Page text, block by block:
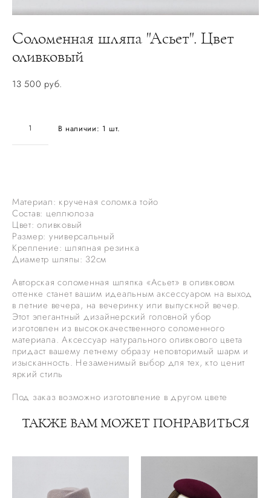
Соломенная шляпа "Асьет". Цвет
оливковый
13 500 pуб.
В наличии: 1 шт.
Материал: крученая соломка тойо
Состав: целлюлоза
Цвет: оливковый
Размер: универсальный
Крепление: шляпная резинка
Диаметр шляпы: 32см
Авторская соломенная шляпка «Асьет» в оливковом
оттенке станет вашим идеальным аксессуаром на выход
в летние вечера, на вечеринку или выпускной вечер.
Этот элегантный дизайнерский головной убор
изготовлен из высококачественного соломенного
материала. Аксессуар натурального оливкового цвета
придаст вашему летнему образу неповторимый шарм и
изысканность. Незаменимый выбор для тех, кто ценит
яркий стиль
Под заказ возможно изготовление в другом цвете
ТАКЖЕ ВАМ МОЖЕТ ПОНРАВИТЬСЯ